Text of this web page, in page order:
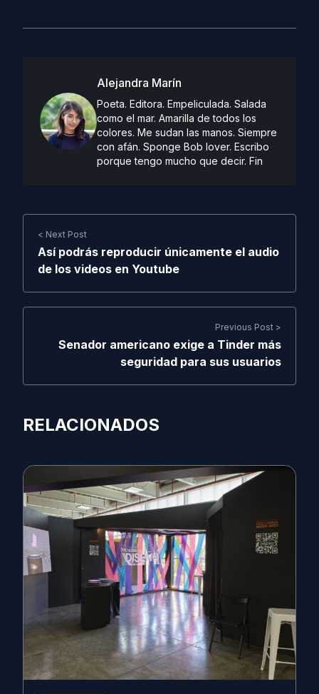
Alejandra Marín
Poeta. Editora. Empeliculada. Salada
como el mar. Amarilla de todos los
colores. Me sudan las manos. Siempre
con afán. Sponge Bob lover. Escribo
porque tengo mucho que decir. Fin
< Next Post
Así podrás reproducir únicamente el audio
de los videos en Youtube
Previous Post >
Senador americano exige a Tinder más
seguridad para sus usuarios
RELACIONADOS